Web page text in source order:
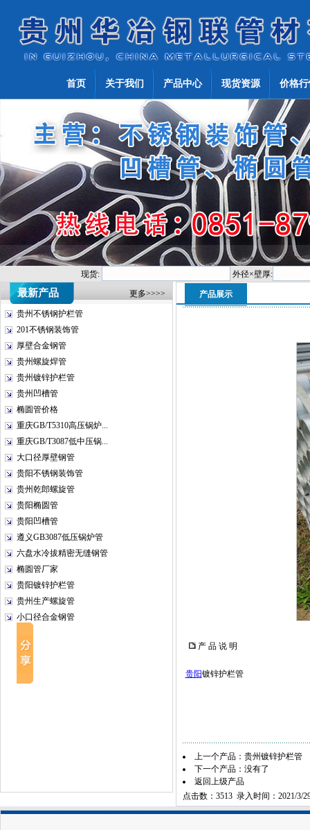
首页 关于我们 产品中心 现货资源 价格
现货: 外径×壁厚:
最新产品 更多>>>>
贵州不锈钢护栏管
201不锈钢装饰管
厚壁合金钢管
贵州螺旋焊管
贵州镀锌护栏管
贵州凹槽管
椭圆管价格
重庆GB/T5310高压锅炉...
重庆GB/T3087低中压锅...
大口径厚壁钢管
贵阳不锈钢装饰管
贵州乾郎螺旋管
贵阳椭圆管
贵阳凹槽管
遵义GB3087低压锅炉管
六盘水冷拔精密无缝钢管
椭圆管厂家
贵阳镀锌护栏管
贵州生产螺旋管
小口径合金钢管
产品展示
产 品 说 明
贵阳镀锌护栏管
上一个产品： 贵州镀锌护栏管
下一个产品：没有了
返回上级产品
点击数：3513 录入时间：2021/3/